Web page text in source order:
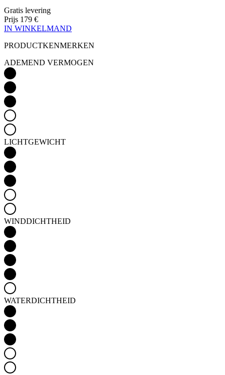
Gratis levering
Prijs 179 €
IN WINKELMAND
PRODUCTKENMERKEN
ADEMEND VERMOGEN
LICHTGEWICHT
WINDDICHTHEID
WATERDICHTHEID